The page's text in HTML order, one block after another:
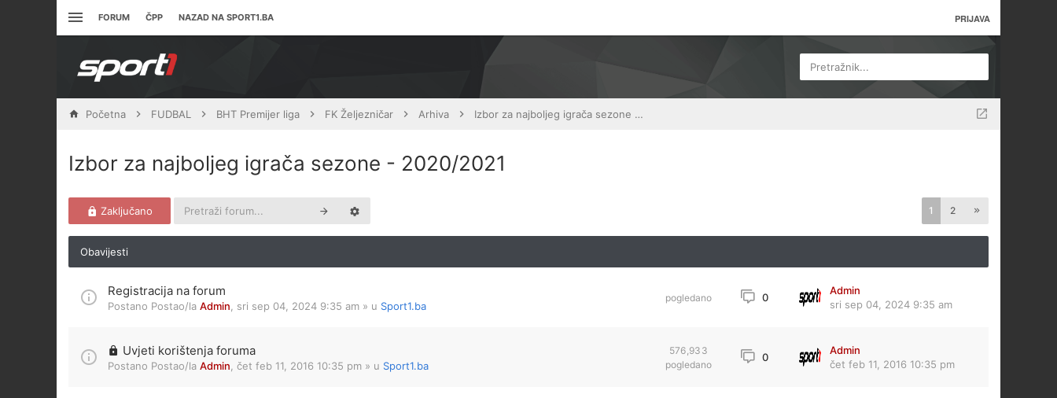
FORUM ČPP NAZAD NA SPORT1.BA PRIJAVA
Pretražnik...
Početna FUDBAL BHT Premijer liga FK Željezničar Arhiva Izbor za najboljeg igrača sezone - 2020/2021
Izbor za najboljeg igrača sezone - 2020/2021
Zaključano 1 2
Obavijesti
Registracija na forum
Postano Postao/la Admin sri sep 04, 2024 9:35 am » u Sport1.ba
pogledano 0
Admin
sri sep 04, 2024 9:35 am
Uvjeti korištenja foruma
Postano Postao/la Admin čet feb 11, 2016 10:35 pm » u Sport1.ba
576,933
pogledano
0
Admin
čet feb 11, 2016 10:35 pm